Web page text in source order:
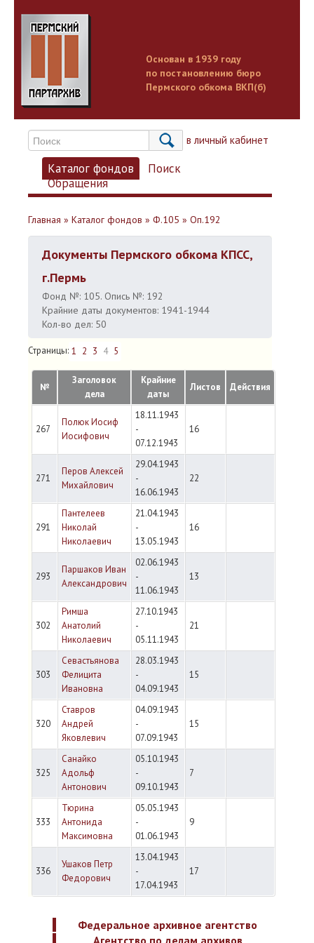
Основан в 1939 году
по постановлению бюро
Пермского обкома ВКП(б)
Вход в личный кабинет
Каталог фондов
Поиск
Обращения
Главная » Каталог фондов » Ф.105 » Оп.192
Документы Пермского обкома КПСС,
г.Пермь
Фонд №: 105. Опись №: 192
Крайние даты документов: 1941-1944
Кол-во дел: 50
Страницы: 1 2 3 4 5
№
Заголовок
дела
Крайние
даты
Листов Действия
267
Полюк Иосиф
Иосифович
18.11.1943
-
07.12.1943
16
271
Перов Алексей
Михайлович
29.04.1943
-
16.06.1943
22
291
Пантелеев
Николай
Николаевич
21.04.1943
-
13.05.1943
16
293
Паршаков Иван
Александрович
02.06.1943
-
11.06.1943
13
302
Римша
Анатолий
Николаевич
27.10.1943
-
05.11.1943
21
303
Севастьянова
Фелицита
Ивановна
28.03.1943
-
04.09.1943
15
320
Ставров
Андрей
Яковлевич
04.09.1943
-
07.09.1943
15
325
Санайко
Адольф
Антонович
05.10.1943
-
09.10.1943
7
333
Тюрина
Антонида
Максимовна
05.05.1943
-
01.06.1943
9
336
Ушаков Петр
Федорович
13.04.1943
-
17.04.1943
17
Федеральное архивное агентство
Агентство по делам архивов